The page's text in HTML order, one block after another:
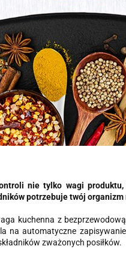
nie tylko wagi
potrzebuje twój
kuchenna z
na automatyczne
zważonych posiłków.